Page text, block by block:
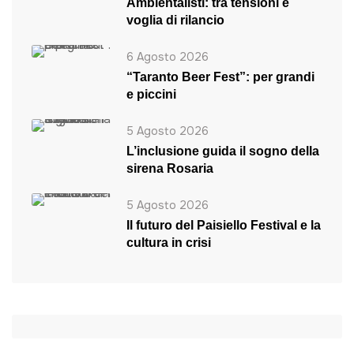
Ambientalisti: tra tensioni e
voglia di rilancio
6 Agosto 2026
“Taranto Beer Fest”: per grandi
e piccini
5 Agosto 2026
L’inclusione guida il sogno della
sirena Rosaria
5 Agosto 2026
Il futuro del Paisiello Festival e la
cultura in crisi